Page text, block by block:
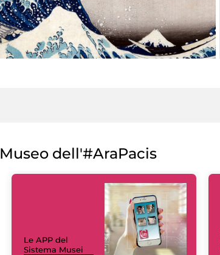
Museo dell'#AraPacis
Le APP del
Sistema Musei